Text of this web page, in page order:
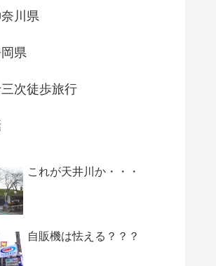
川県
県
次徒歩旅行
これが天井川か・・・
自販機は怯える？？？